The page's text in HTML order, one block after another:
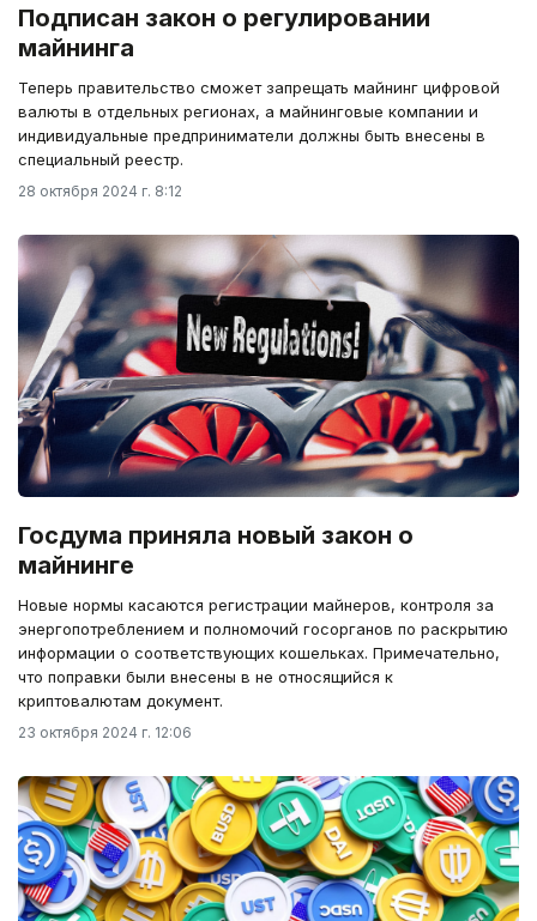
Подписан закон о регулировании
майнинга
Теперь правительство сможет запрещать майнинг цифровой
валюты в отдельных регионах, а майнинговые компании и
индивидуальные предприниматели должны быть внесены в
специальный реестр.
28 октября 2024 г. 8:12
Госдума приняла новый закон о
майнинге
Новые нормы касаются регистрации майнеров, контроля за
энергопотреблением и полномочий госорганов по раскрытию
информации о соответствующих кошельках. Примечательно,
что поправки были внесены в не относящийся к
криптовалютам документ.
23 октября 2024 г. 12:06